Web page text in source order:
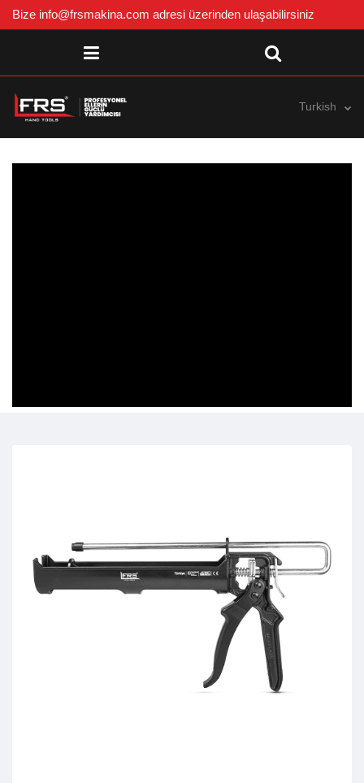
Bize info@frsmakina.com adresi üzerinden ulaşabilirsiniz
Turkish